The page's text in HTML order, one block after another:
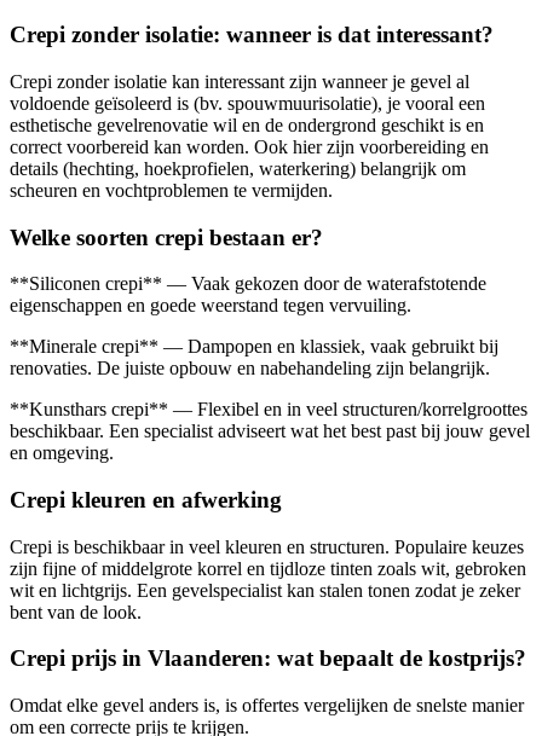
Crepi zonder isolatie: wanneer is dat interessant?
Crepi zonder isolatie kan interessant zijn wanneer je gevel al
voldoende geïsoleerd is (bv. spouwmuurisolatie), je vooral een
esthetische gevelrenovatie wil en de ondergrond geschikt is en
correct voorbereid kan worden. Ook hier zijn voorbereiding en
details (hechting, hoekprofielen, waterkering) belangrijk om
scheuren en vochtproblemen te vermijden.
Welke soorten crepi bestaan er?
**Siliconen crepi** — Vaak gekozen door de waterafstotende
eigenschappen en goede weerstand tegen vervuiling.
**Minerale crepi** — Dampopen en klassiek, vaak gebruikt bij
renovaties. De juiste opbouw en nabehandeling zijn belangrijk.
**Kunsthars crepi** — Flexibel en in veel structuren/korrelgroottes
beschikbaar. Een specialist adviseert wat het best past bij jouw gevel
en omgeving.
Crepi kleuren en afwerking
Crepi is beschikbaar in veel kleuren en structuren. Populaire keuzes
zijn fijne of middelgrote korrel en tijdloze tinten zoals wit, gebroken
wit en lichtgrijs. Een gevelspecialist kan stalen tonen zodat je zeker
bent van de look.
Crepi prijs in Vlaanderen: wat bepaalt de kostprijs?
Omdat elke gevel anders is, is offertes vergelijken de snelste manier
om een correcte prijs te krijgen.